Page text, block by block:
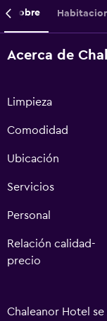
Sobre
Acerca de
Limpieza
Comodidad
Ubicación
Servicios
Personal
Relación calidad-
precio
Chaleanor Hotel